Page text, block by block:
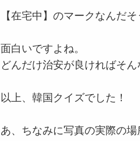
【在宅中】のマークなんだそ
面白いですよね。
どんだけ治安が良ければそ
以上、韓国クイズでした！
あ、ちなみに写真の実際の